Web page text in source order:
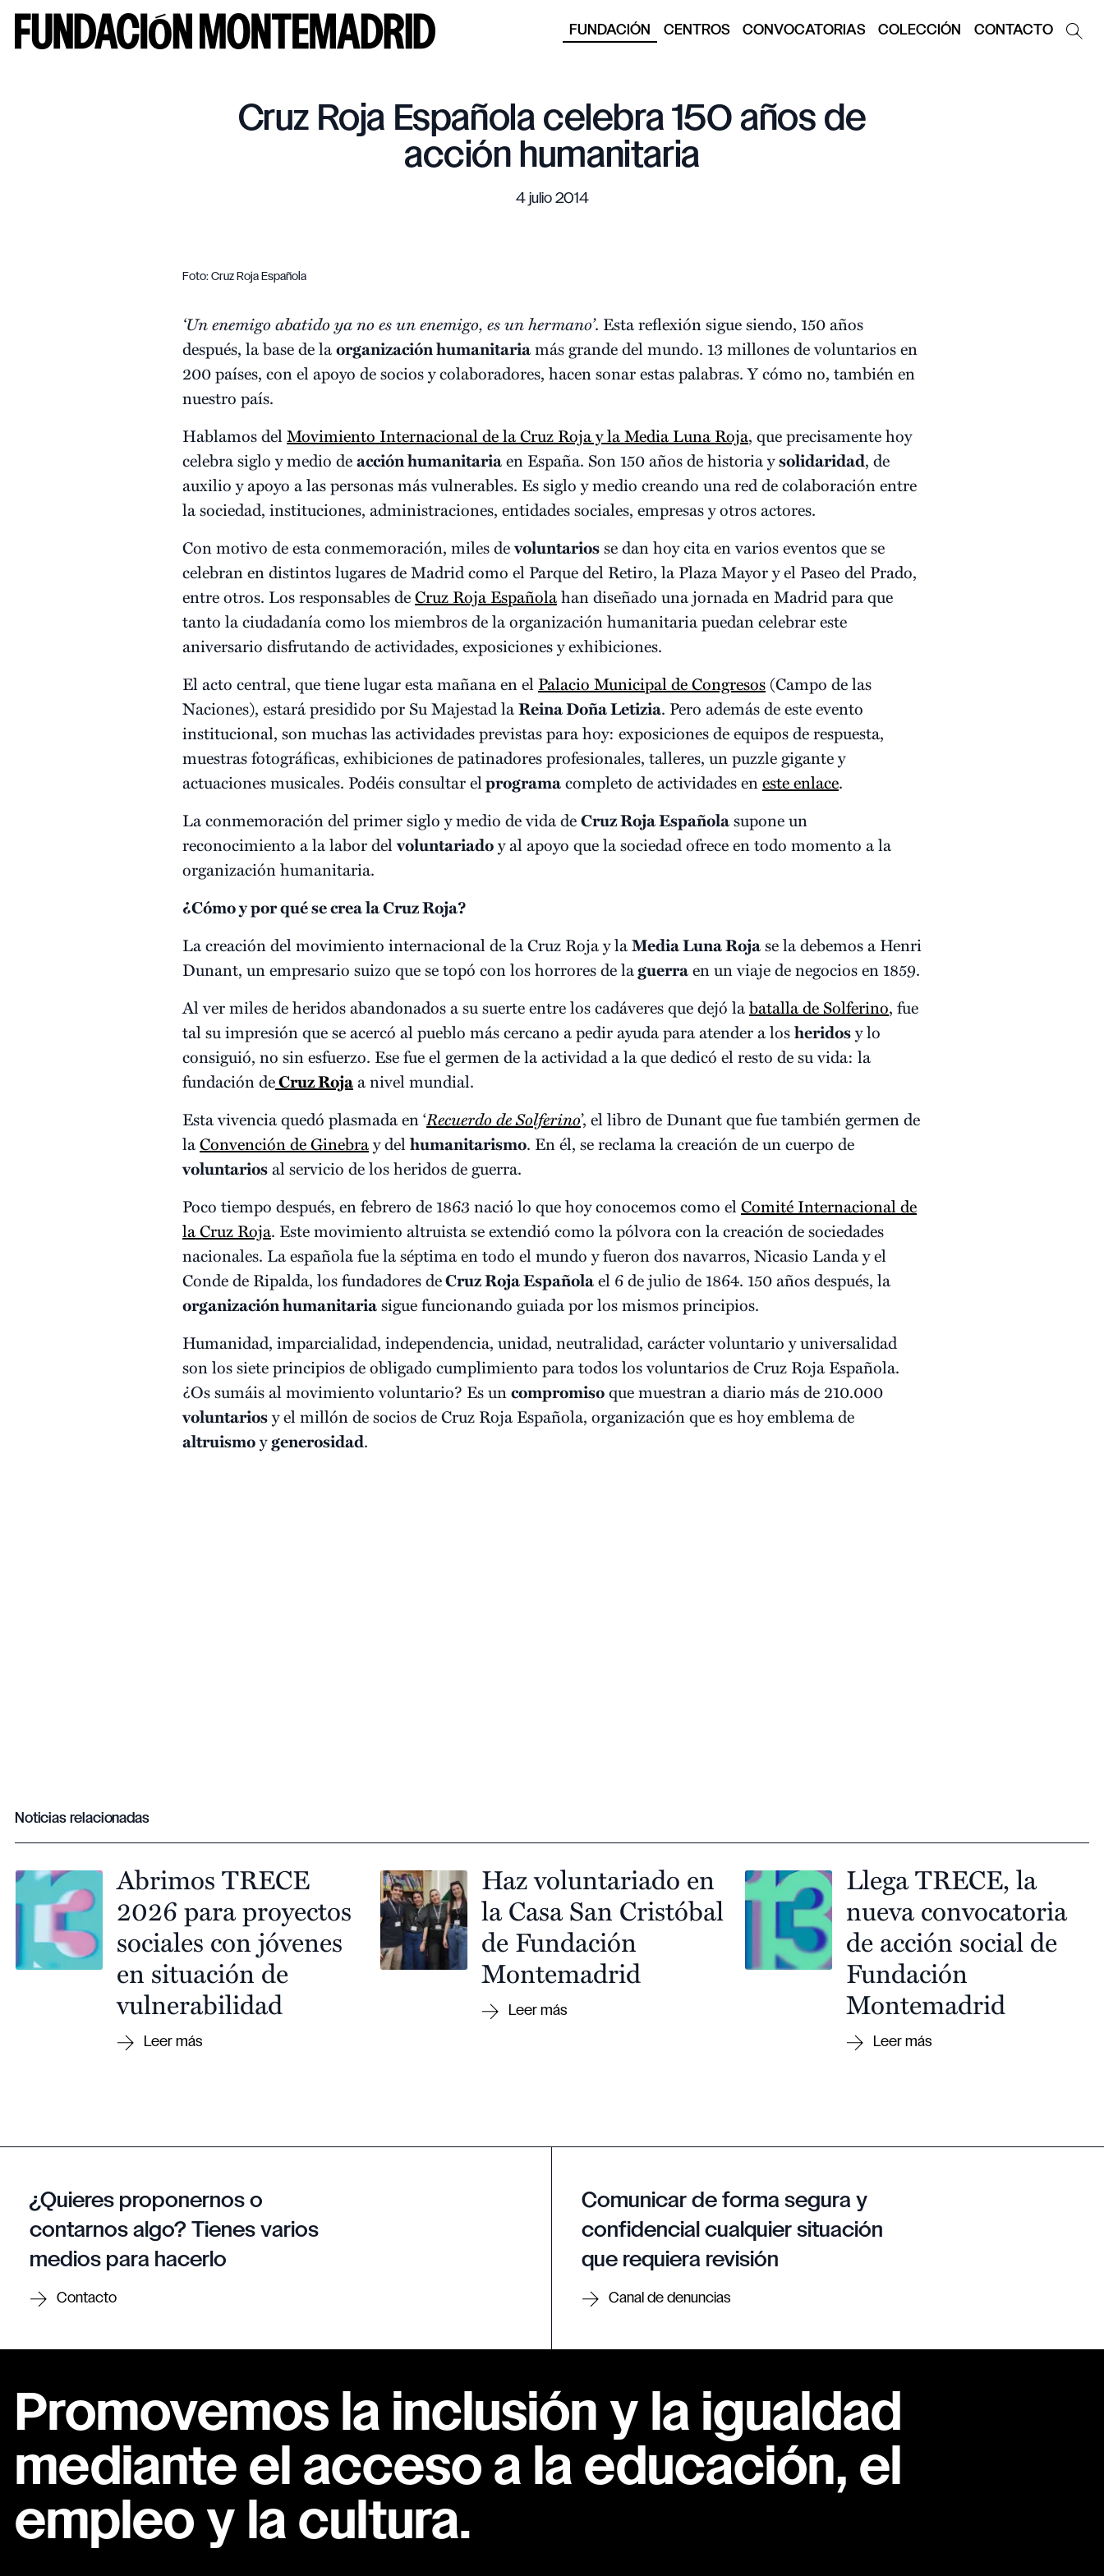
FUNDACIÓN CENTROS CONVOCATORIAS COLECCIÓN CONTACTO
Cruz Roja Española celebra 150 años de
acción humanitaria
4 julio 2014
Foto: Cruz Roja Española
‘Un enemigo abatido ya no es un enemigo, es un hermano’. Esta reflexión sigue siendo, 150 años
después, la base de laorganización humanitariamás grande del mundo. 13 millones de voluntarios en
200 países, con el apoyo de socios y colaboradores, hacen sonar estas palabras. Y cómo no, también en
nuestro país.
Hablamos delMovimiento Internacional de la Cruz Roja y la Media Luna Roja, que precisamente hoy
celebra siglo y medio deacción humanitariaen España. Son 150 años de historia ysolidaridad, de
auxilio y apoyo a las personas más vulnerables. Es siglo y medio creando una red de colaboración entre
la sociedad, instituciones, administraciones, entidades sociales, empresas y otros actores.
Con motivo de esta conmemoración, miles devoluntariosse dan hoy cita en varios eventos que se
celebran en distintos lugares de Madrid como el Parque del Retiro, la Plaza Mayor y el Paseo del Prado,
entre otros. Los responsables deCruz Roja Españolahan diseñado una jornada en Madrid para que
tanto la ciudadanía como los miembros de la organización humanitaria puedan celebrar este
aniversario disfrutando de actividades, exposiciones y exhibiciones.
El acto central, que tiene lugar esta mañana en elPalacio Municipal de Congresos (Campo de las
Naciones), estará presidido por Su Majestad laReina Doña Letizia. Pero además de este evento
institucional, son muchas las actividades previstas para hoy: exposiciones de equipos de respuesta,
muestras fotográficas, exhibiciones de patinadores profesionales, talleres, un puzzle gigante y
actuaciones musicales. Podéis consultar elprogramacompleto de actividades eneste enlace.
La conmemoración del primer siglo y medio de vida deCruz Roja Españolasupone un
reconocimiento a la labor delvoluntariadoy al apoyo que la sociedad ofrece en todo momento a la
organización humanitaria.
¿Cómo y por qué se crea la Cruz Roja?
La creación del movimiento internacional de la Cruz Roja y laMedia Luna Rojase la debemos a Henri
Dunant, un empresario suizo que se topó con los horrores de laguerraen un viaje de negocios en 1859.
Al ver miles de heridos abandonados a su suerte entre los cadáveres que dejó labatalla de Solferino, fue
tal su impresión que se acercó al pueblo más cercano a pedir ayuda para atender a losheridosy lo
consiguió, no sin esfuerzo. Ese fue el germen de la actividad a la que dedicó el resto de su vida: la
fundación deCruz Rojaa nivel mundial.
Esta vivencia quedó plasmada en ‘Recuerdo de Solferino’, el libro de Dunant que fue también germen de
laConvención de Ginebray delhumanitarismo. En él, se reclama la creación de un cuerpo de
voluntariosal servicio de los heridos de guerra.
Poco tiempo después, en febrero de 1863 nació lo que hoy conocemos como elComité Internacional de
la Cruz Roja. Este movimiento altruista se extendió como la pólvora con la creación de sociedades
nacionales. La española fue la séptima en todo el mundo y fueron dos navarros, Nicasio Landa y el
Conde de Ripalda, los fundadores deCruz Roja Españolael 6 de julio de 1864. 150 años después, la
organización humanitariasigue funcionando guiada por los mismos principios.
Humanidad, imparcialidad, independencia, unidad, neutralidad, carácter voluntario y universalidad
son los siete principios de obligado cumplimiento para todos los voluntarios de Cruz Roja Española.
¿Os sumáis al movimiento voluntario? Es uncompromisoque muestran a diario más de 210.000
voluntariosy el millón de socios de Cruz Roja Española, organización que es hoy emblema de
altruismoygenerosidad.
Noticias relacionadas
Abrimos TRECE
2026 para proyectos
sociales con jóvenes
en situación de
vulnerabilidad
Haz voluntariado en
la Casa San Cristóbal
de Fundación
Montemadrid
Llega TRECE, la
nueva convocatoria
de acción social de
Fundación
Montemadrid
¿Quieres proponernos o
contarnos algo? Tienes varios
medios para hacerlo
Contacto
Comunicar de forma segura y
confidencial cualquier situación
que requiera revisión
Canal de denuncias
Promovemos la inclusión y la igualdad
mediante el acceso a la educación, el
empleo y la cultura.